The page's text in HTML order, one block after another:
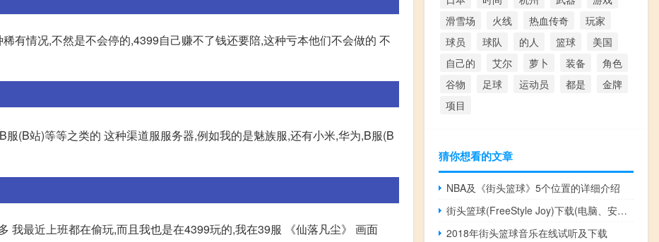
有情况,不然是不会停的,4399自己赚不了钱还要陪,这种亏本他们不会做的 不
服(B站)等等之类的 这种渠道服服务器,例如我的是魅族服,还有小米,华为,B服(B
我最近上班都在偷玩,而且我也是在4399玩的,我在39服 《仙落凡尘》 画面
滑雪场
火线 热血传奇
玩家
球员
球队 的人 篮球
美国
自己的
艾尔 萝卜 装备
角色
谷物
足球 运动员 都是
金牌
项目
猜你想看的文章
NBA及《街头篮球》5个位置的详细介绍
街头篮球(FreeStyle Joy)下载(电脑、安卓和IOS所有版本)
2018年街头篮球音乐在线试听及下载